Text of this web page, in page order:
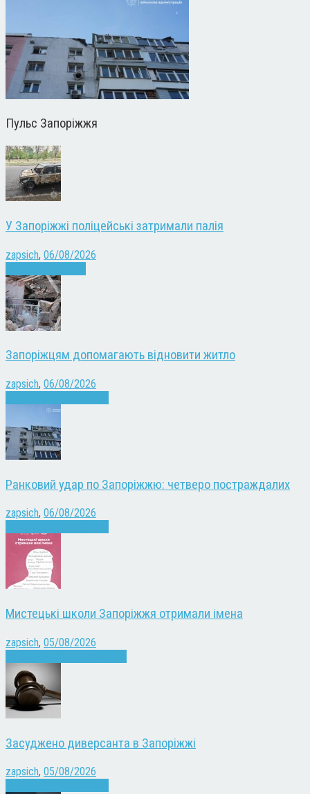
Пульс Запоріжжя
У Запоріжжі поліцейські затримали палія
zapsich, 06/08/2026
Запоріжцям допомагають відновити житло
zapsich, 06/08/2026
Ранковий удар по Запоріжжю: четверо постраждалих
zapsich, 06/08/2026
Мистецькі школи Запоріжжя отримали імена
zapsich, 05/08/2026
Засуджено диверсанта в Запоріжжі
zapsich, 05/08/2026